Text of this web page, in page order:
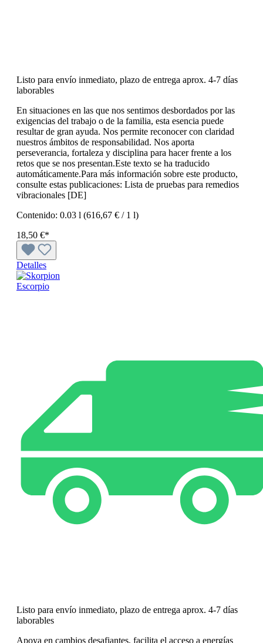
Listo para envío inmediato, plazo de entrega aprox. 4-7 días
laborables
En situaciones en las que nos sentimos desbordados por las
exigencias del trabajo o de la familia, esta esencia puede
resultar de gran ayuda. Nos permite reconocer con claridad
nuestros ámbitos de responsabilidad. Nos aporta
perseverancia, fortaleza y disciplina para hacer frente a los
retos que se nos presentan.Este texto se ha traducido
automáticamente.Para más información sobre este producto,
consulte estas publicaciones: Lista de pruebas para remedios
vibracionales [DE]
Contenido: 0.03 l (616,67 € / 1 l)
18,50 €*
Detalles
Escorpio
Listo para envío inmediato, plazo de entrega aprox. 4-7 días
laborables
Apoya en cambios desafiantes, facilita el acceso a energías